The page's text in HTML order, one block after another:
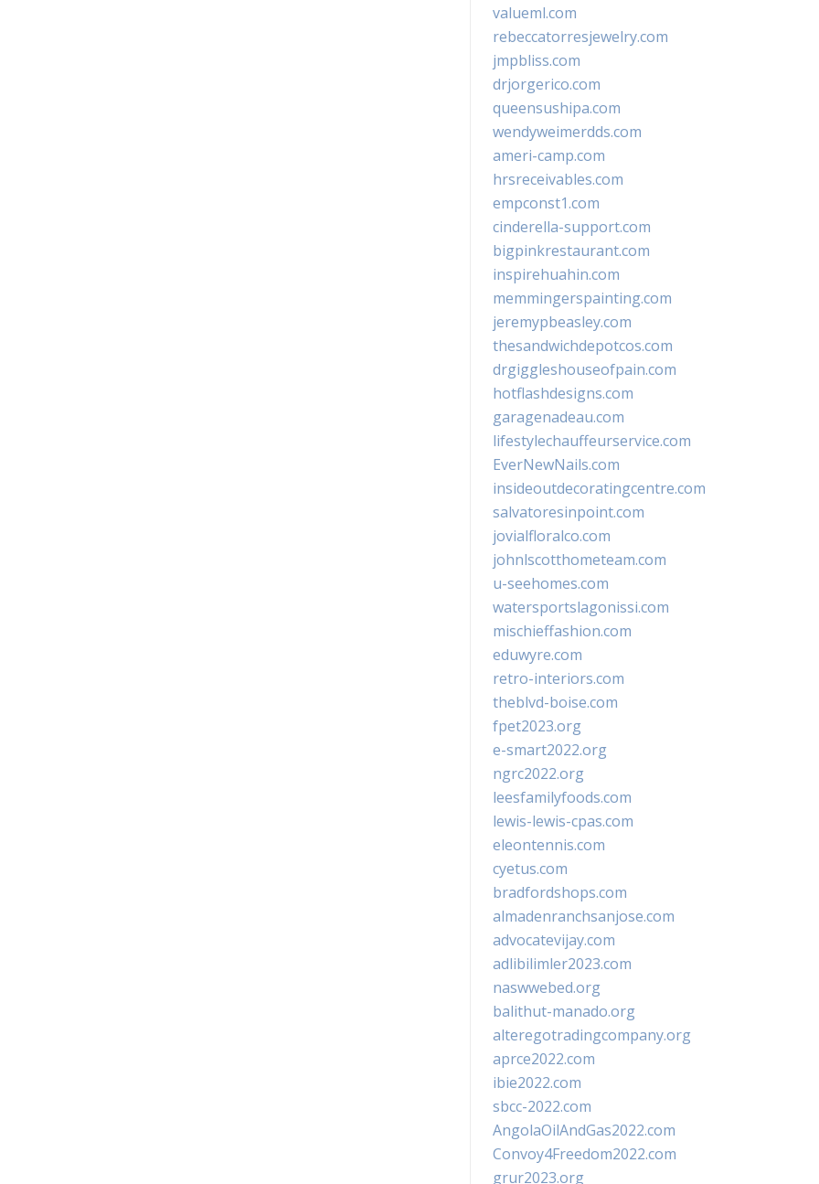
valueml.com
rebeccatorresjewelry.com
jmpbliss.com
drjorgerico.com
queensushipa.com
wendyweimerdds.com
ameri-camp.com
hrsreceivables.com
empconst1.com
cinderella-support.com
bigpinkrestaurant.com
inspirehuahin.com
memmingerspainting.com
jeremypbeasley.com
thesandwichdepotcos.com
drgiggleshouseofpain.com
hotflashdesigns.com
garagenadeau.com
lifestylechauffeurservice.com
EverNewNails.com
insideoutdecoratingcentre.com
salvatoresinpoint.com
jovialfloralco.com
johnlscotthometeam.com
u-seehomes.com
watersportslagonissi.com
mischieffashion.com
eduwyre.com
retro-interiors.com
theblvd-boise.com
fpet2023.org
e-smart2022.org
ngrc2022.org
leesfamilyfoods.com
lewis-lewis-cpas.com
eleontennis.com
cyetus.com
bradfordshops.com
almadenranchsanjose.com
advocatevijay.com
adlibilimler2023.com
naswwebed.org
balithut-manado.org
alteregotradingcompany.org
aprce2022.com
ibie2022.com
sbcc-2022.com
AngolaOilAndGas2022.com
Convoy4Freedom2022.com
grur2023.org